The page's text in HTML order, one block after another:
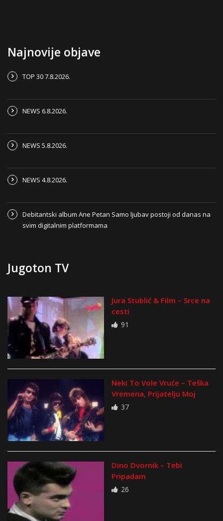
Najnovije objave
TOP 30 7.8.2026.
NEWS 6.8.2026.
NEWS 5.8.2026.
NEWS 4.8.2026.
Debitantski album Ane Petan Samo ljubav postoji od danas na
svim digitalnim platformama
Jugoton TV
Jura Stublić & Film – Srce na
cesti
91
Neki To Vole Vruće – Teška
Vremena, Prijatelju Moj
37
Dino Dvornik – Tebi
Pripadam
26